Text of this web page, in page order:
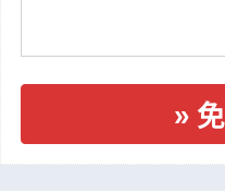
產業:自動化設備製造代理
來自:今OO調OO品OO有OO